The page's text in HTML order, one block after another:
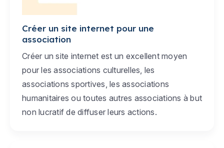
Créer un site internet pour une
association
Créer un site internet est un excellent moyen
pour les associations culturelles, les
associations sportives, les associations
humanitaires ou toutes autres associations à but
non lucratif de diffuser leurs actions.